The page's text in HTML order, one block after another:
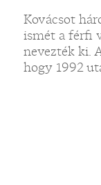
Kovácsot
ismét a férfi
nevezték ki.
hogy 1992